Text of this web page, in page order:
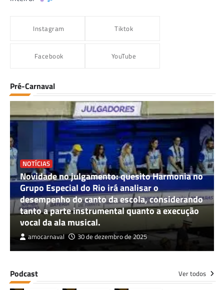
Instagram Tiktok
Facebook YouTube
Pré-Carnaval
NOTÍCIAS
Novidade no julgamento: quesito Harmonia no
Grupo Especial do Rio irá analisar o
desempenho do canto da escola, considerando
tanto a parte instrumental quanto a execução
vocal da ala musical.
amocarnaval 30 de dezembro de 2025
Podcast Ver todos